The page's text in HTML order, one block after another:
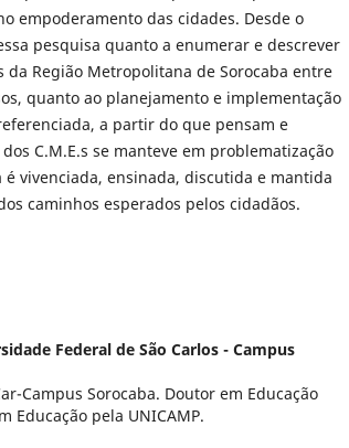
empoderamento das cidades. Desde o
pesquisa quanto a enumerar e descrever
Região Metropolitana de Sorocaba entre
quanto ao planejamento e implementação
a partir do que pensam e
C.M.E.s se manteve em problematização
é vivenciada, ensinada, discutida e mantida
caminhos esperados pelos cidadãos.
Federal de São Carlos - Campus
Campus Sorocaba. Doutor em Educação
Educação pela UNICAMP.